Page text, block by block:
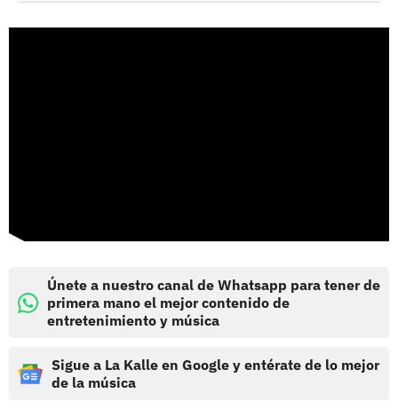
Únete a nuestro canal de Whatsapp para tener de
primera mano el mejor contenido de
entretenimiento y música
Sigue a La Kalle en Google y entérate de lo mejor
de la música